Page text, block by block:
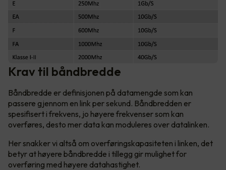
Krav til båndbredde
Båndbredde er definisjonen på datamengde som kan
passere gjennom en link per sekund. Båndbredden er
spesifisert i frekvens, jo høyere frekvenser som kan
overføres, desto mer data kan moduleres over datalinken.
Her snakker vi altså om overføringskapasiteten i linken, det
betyr at høyere båndbredde i tillegg gir mulighet for
overføring med høyere datahastighet.